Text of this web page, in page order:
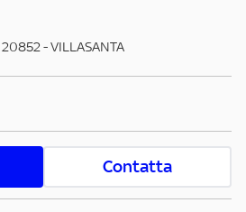
20852-VILLASANTA
Contatta